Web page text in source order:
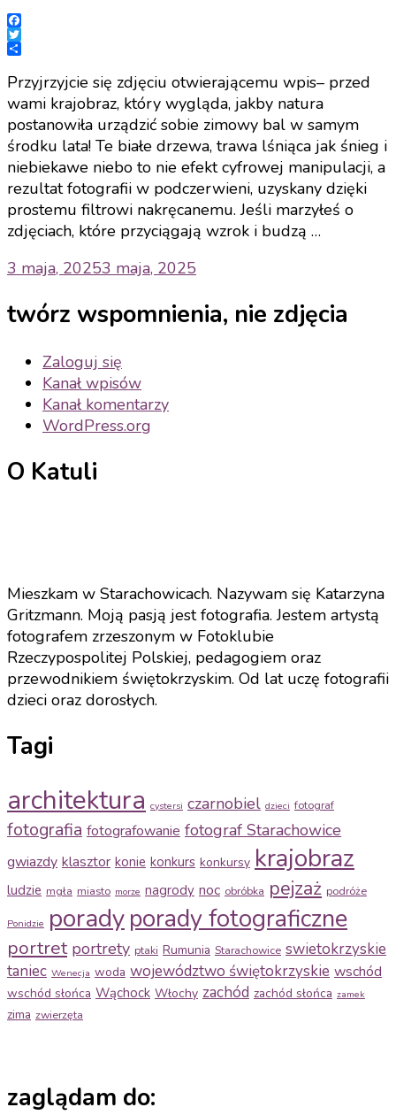
Facebook
Twitter
Share
Przyjrzyjcie się zdjęciu otwierającemu wpis– przed
wami krajobraz, który wygląda, jakby natura
postanowiła urządzić sobie zimowy bal w samym
środku lata! Te białe drzewa, trawa lśniąca jak śnieg i
niebiekawe niebo to nie efekt cyfrowej manipulacji, a
rezultat fotografii w podczerwieni, uzyskany dzięki
prostemu filtrowi nakręcanemu. Jeśli marzyłeś o
zdjęciach, które przyciągają wzrok i budzą …
3 maja, 20253 maja, 2025
twórz wspomnienia, nie zdjęcia
Zaloguj się
Kanał wpisów
Kanał komentarzy
WordPress.org
O Katuli
Mieszkam w Starachowicach. Nazywam się Katarzyna
Gritzmann. Moją pasją jest fotografia. Jestem artystą
fotografem zrzeszonym w Fotoklubie
Rzeczypospolitej Polskiej, pedagogiem oraz
przewodnikiem świętokrzyskim. Od lat uczę fotografii
dzieci oraz dorosłych.
Tagi
architektura cystersi czarnobiel dzieci fotograf
fotografia fotografowanie fotograf Starachowice
gwiazdy klasztor konie konkurs konkursy krajobraz
ludzie mgła miasto morze nagrody noc obróbka pejzaż podróże
Ponidzie poradyporady fotograficzne
portret portrety ptaki Rumunia Starachowice swietokrzyskie
taniec Wenecja woda województwo świętokrzyskie wschód
wschód słońca Wąchock Włochy zachód zachód słońca zamek
zima zwierzęta
zaglądam do: